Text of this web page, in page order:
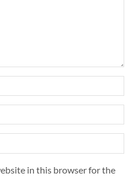
in this browser for the